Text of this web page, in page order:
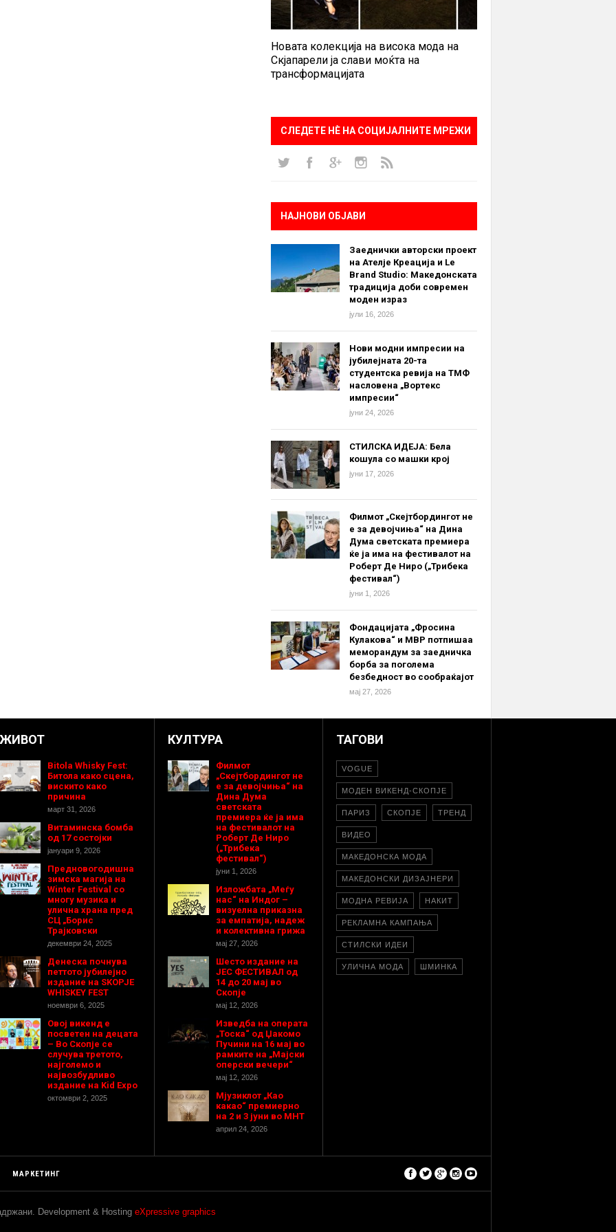
Новата колекција на висока мода на
Скјапарели ја слави моќта на
трансформацијата
СЛЕДЕТЕ НÈ НА СОЦИЈАЛНИТЕ МРЕЖИ
НАЈНОВИ ОБЈАВИ
Заеднички авторски проект
на Ателје Креација и Le
Brand Studio: Македонската
традиција доби современ
моден израз
јули 16, 2026
Нови модни импресии на
јубилејната 20-та
студентска ревија на ТМФ
насловена „Вортекс
импресии“
јуни 24, 2026
СТИЛСКА ИДЕЈА: Бела
кошула со машки крој
јуни 17, 2026
Филмот „Скејтбордингот не
е за девојчиња“ на Дина
Дума светската премиера
ќе ја има на фестивалот на
Роберт Де Ниро („Трибека
фестивал“)
јуни 1, 2026
Фондацијата „Фросина
Кулакова“ и МВР потпишаа
меморандум за заедничка
борба за поголема
безбедност во сообраќајот
мај 27, 2026
ЖИВОТ
Bitola Whisky Fest:
Битола како сцена,
вискито како
причина
март 31, 2026
Витаминска бомба
од 17 состојки
јануари 9, 2026
Предновогодишнa
зимска магија на
Winter Festival со
многу музика и
улична храна пред
СЦ „Борис
Трајковски
декември 24, 2025
Денеска почнува
петтото јубилејно
издание на SKOPJE
WHISKEY FEST
ноември 6, 2025
Овој викенд е
посветен на децата
– Во Скопје се
случува третото,
најголемо и
највозбудливо
издание на Kid Expo
октомври 2, 2025
КУЛТУРА
Филмот
„Скејтбордингот не
е за девојчиња“ на
Дина Дума
светската
премиера ќе ја има
на фестивалот на
Роберт Де Ниро
(„Трибека
фестивал“)
јуни 1, 2026
Изложбата „Меѓу
нас“ на Индог –
визуелна приказна
за емпатија, надеж
и колективна грижа
мај 27, 2026
Шесто издание на
ЈЕС ФЕСТИВАЛ од
14 до 20 мај во
Скопје
мај 12, 2026
Изведба на операта
„Тоска“ од Џакомо
Пучини на 16 мај во
рамките на „Мајски
оперски вечери“
мај 12, 2026
Мјузиклот „Као
какао“ премиерно
на 2 и 3 јуни во МНТ
април 24, 2026
ТАГОВИ
VOGUE
МОДЕН ВИКЕНД-СКОПЈЕ
ПАРИЗ СКОПЈЕ ТРЕНД
ВИДЕО
МАКЕДОНСКА МОДА
МАКЕДОНСКИ ДИЗАЈНЕРИ
МОДНА РЕВИЈА НАКИТ
РЕКЛАМНА КАМПАЊА
СТИЛСКИ ИДЕИ
УЛИЧНА МОДА ШМИНКА
МАРКЕТИНГ
Development & Hosting eXpressive graphics